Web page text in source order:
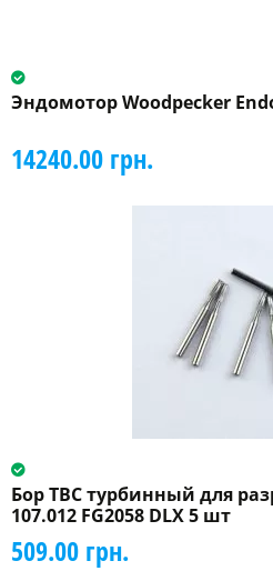
Эндомотор Woodpecker
14240.00 грн.
Бор ТВС турбинный для
107.012 FG2058 DLX 5 шт
509.00 грн.